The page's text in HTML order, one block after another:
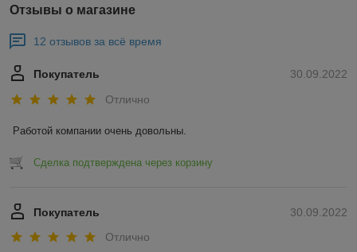
Отзывы о магазине
12 отзывов за всё время
30.09.2022
Покупатель
Отлично
Работой компании очень довольны.
Сделка подтверждена через корзину
30.09.2022
Покупатель
Отлично